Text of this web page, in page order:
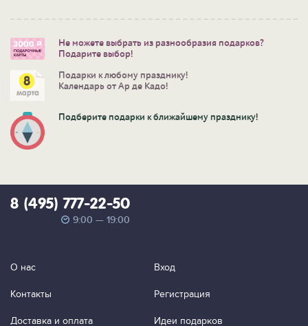
Не можете выбрать из разнообразия подарков?
Подарите выбор!
Подарки к любому празднику!
Календарь от Ар де Кадо!
Подберите подарки к ближайшему празднику!
8 (495) 777-22-50
9:00 — 19:00
О нас
Контакты
Доставка и оплата
Вход
Регистрация
Идеи подарков